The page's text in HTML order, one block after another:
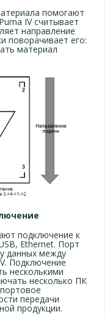
помогают
IV считывает
направление
поворачивает его:
материал
подключение к
Ethernet. Порт
данных между
Подключение
несколькими
несколько ПК
передачи
продукции.